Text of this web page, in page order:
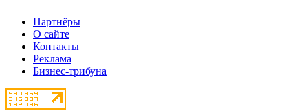
Партнёры
О сайте
Контакты
Реклама
Бизнес-трибуна